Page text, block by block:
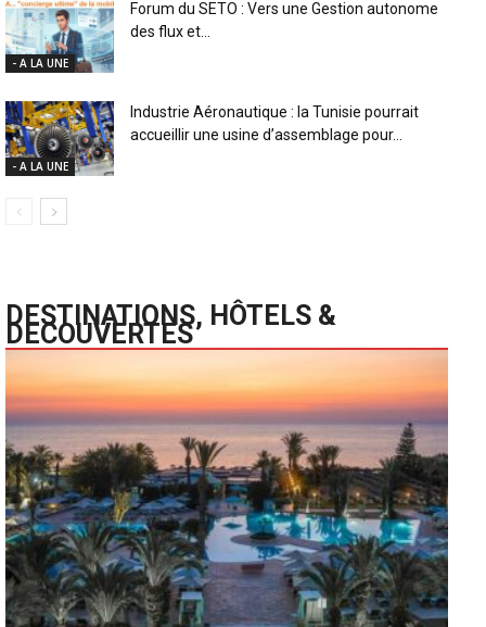
- A LA UNE
Forum du SETO : Vers une Gestion autonome
des flux et...
- A LA UNE
Industrie Aéronautique : la Tunisie pourrait
accueillir une usine d’assemblage pour...
DESTINATIONS, HÔTELS &
DECOUVERTES